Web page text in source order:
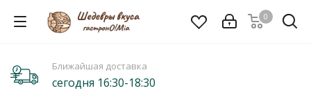
0
Ближайшая доставка
сегодня 16:30-18:30